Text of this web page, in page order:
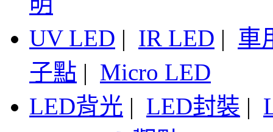
UV LED | IR LED | 車
子點 | Micro LED
LED背光 | LED封裝 |